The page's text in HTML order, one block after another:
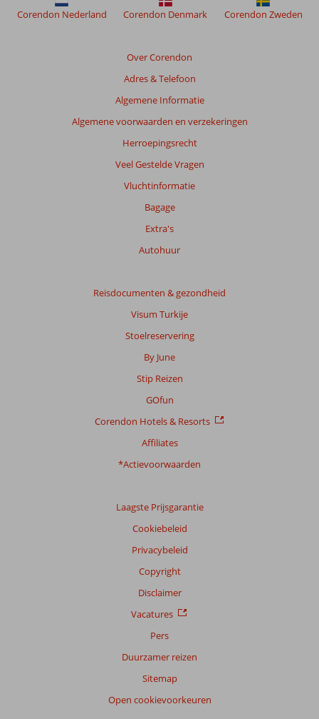
worden
Over Corendon
Adres & Telefoon
Algemene Informatie
Algemene voorwaarden en verzekeringen
Herroepingsrecht
Veel Gestelde Vragen
Vluchtinformatie
Bagage
Extra's
Autohuur
Reisdocumenten & gezondheid
Visum Turkije
Stoelreservering
By June
Stip Reizen
GOfun
Corendon Hotels & Resorts
Affiliates
*Actievoorwaarden
Laagste Prijsgarantie
Cookiebeleid
Privacybeleid
Copyright
Disclaimer
Vacatures
Pers
Duurzamer reizen
Sitemap
Open cookievoorkeuren
Corendon Nederland Corendon Denmark Corendon Zweden